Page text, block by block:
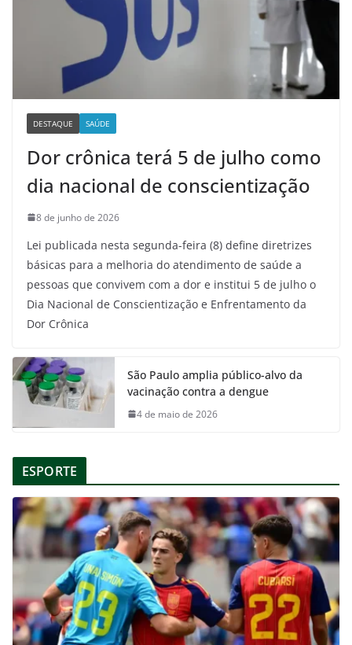
DESTAQUE SAÚDE
Dor crônica terá 5 de julho como
dia nacional de conscientização
8 de junho de 2026
Lei publicada nesta segunda-feira (8) define diretrizes
básicas para a melhoria do atendimento de saúde a
pessoas que convivem com a dor e institui 5 de julho o
Dia Nacional de Conscientização e Enfrentamento da
Dor Crônica
São Paulo amplia público-alvo da
vacinação contra a dengue
4 de maio de 2026
ESPORTE